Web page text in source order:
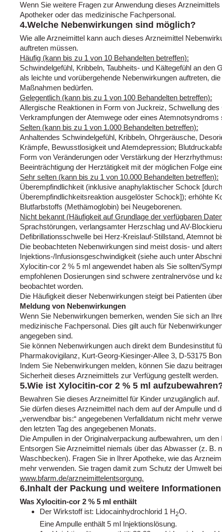
Wenn Sie weitere Fragen zur Anwendung dieses
Apotheker oder das medizinische Fachpersonal.
4.Welche Nebenwirkungen sind möglich?
Wie alle Arzneimittel kann auch dieses Arzneimittel
auftreten müssen.
Häufig (kann bis zu 1 von 10 Behandelten betreffen):
Schwindelgefühl, Kribbeln, Taubheits- und Kältegefühl an den
als leichte und vorübergehende Nebenwirkungen auftreten,
Maßnahmen bedürfen.
Gelegentlich (kann bis zu 1 von 100 Behandelten betreffen):
Allergische Reaktionen in Form von Juckreiz, Schwellung
Verkrampfungen der Atemwege oder eines
Selten (kann bis zu 1 von 1.000 Behandelten betreffen):
Anhaltendes Schwindelgefühl, Kribbeln, Ohrgeräusche,
Krämpfe, Bewusstlosigkeit und Atemdepression;
Form von Veränderungen oder Verstärkung der
Beeinträchtigung der Herztätigkeit mit der möglichen Folge
Sehr selten (kann bis zu 1 von 10.000 Behandelten betreffen):
Überempfindlichkeit (inklusive anaphylaktischer Schock
Überempfindlichkeitsreaktion ausgelöster Schock]); erhöhte
Blutfarbstoffs (Methämoglobin) bei Neugeborenen.
Nicht bekannt (Häufigkeit auf Grundlage der verfügbaren
Sprachstörungen, verlangsamter Herzschlag und AV-
Defibrillationsschwelle bei Herz-Kreislauf-Stillstand, Atemnot
Die beobachteten Nebenwirkungen sind meist dosis- und
Injektions-/Infusionsgeschwindigkeit (siehe auch unter
Xylocitin-cor 2 % 5 ml angewendet haben als Sie sollten/
empfohlenen Dosierungen sind schwere zentralnervöse und
beobachtet worden.
Die Häufigkeit dieser Nebenwirkungen steigt bei Patienten
Meldung von Nebenwirkungen
Wenn Sie Nebenwirkungen bemerken, wenden Sie sich an
medizinische Fachpersonal. Dies gilt auch für
angegeben sind.
Sie können Nebenwirkungen auch direkt dem Bundesinstitut
Pharmakovigilanz, Kurt-Georg-Kiesinger-Allee 3, D-53175
Indem Sie Nebenwirkungen melden, können Sie dazu
Sicherheit dieses Arzneimittels zur Verfügung gestellt werden.
5.Wie ist Xylocitin-cor 2 % 5 ml
Bewahren Sie dieses Arzneimittel für Kinder unzugänglich auf.
Sie dürfen dieses Arzneimittel nach dem auf der Ampulle und
„verwendbar bis:“ angegebenen Verfalldatum nicht mehr
den letzten Tag des angegebenen Monats.
Die Ampullen in der Originalverpackung aufbewahren, um
Entsorgen Sie Arzneimittel niemals über das Abwasser (z. B.
Waschbecken). Fragen Sie in Ihrer Apotheke, wie das
mehr verwenden. Sie tragen damit zum Schutz der Umwelt
www.bfarm.de/arzneimittelentsorgung.
6.Inhalt der Packung und weitere Informationen
Was Xylocitin-cor 2 % 5 ml enthält
Der Wirkstoff ist: Lidocainhydrochlorid 1 H2O.
Eine Ampulle enthält 5 ml Injektionslösung.